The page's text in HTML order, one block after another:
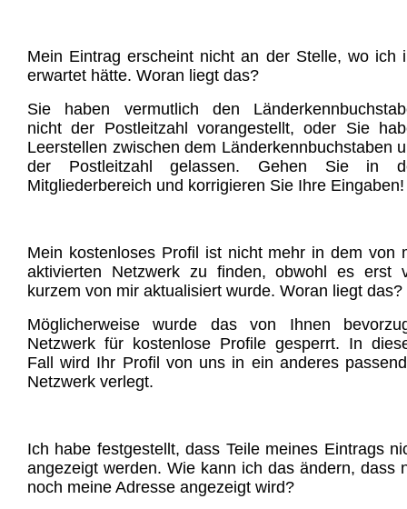
Mein Eintrag erscheint nicht an der Stelle, wo ich
erwartet hätte. Woran liegt das?
Sie haben vermutlich den
nicht der Postleitzahl vorangestellt, oder Sie
Leerstellen zwischen dem Länderkennbuchstaben
der Postleitzahl gelassen. Gehen Sie in
Mitgliederbereich und korrigieren Sie Ihre Eingaben!
Mein kostenloses Profil ist nicht mehr in dem von
aktivierten Netzwerk zu finden, obwohl es erst
kurzem von mir aktualisiert wurde. Woran liegt das?
Möglicherweise wurde das von Ihnen
Netzwerk für kostenlose Profile gesperrt. In
Fall wird Ihr Profil von uns in ein anderes
Netzwerk verlegt.
Ich habe festgestellt, dass Teile meines Eintrags
angezeigt werden. Wie kann ich das ändern, dass
noch meine Adresse angezeigt wird?